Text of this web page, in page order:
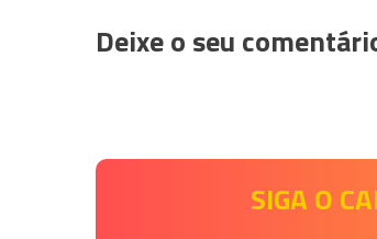
Deixe o seu
SIGA O